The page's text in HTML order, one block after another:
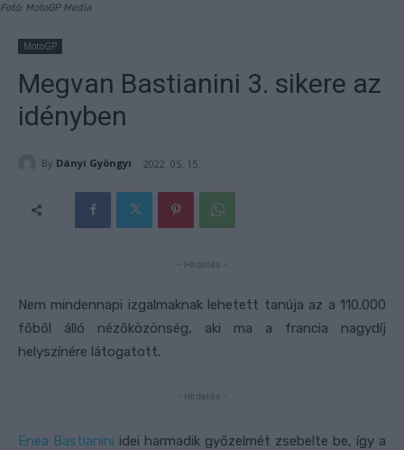
Fotó: MotoGP Media
MotoGP
Megvan Bastianini 3. sikere az
idényben
By Dányi Gyöngyi 2022. 05. 15.
- Hirdetés -
Nem mindennapi izgalmaknak lehetett tanúja az a 110.000
főből álló nézőközönség, aki ma a francia nagydíj
helyszínére látogatott.
- Hirdetés -
Enea Bastianini idei harmadik győzelmét zsebelte be, így a